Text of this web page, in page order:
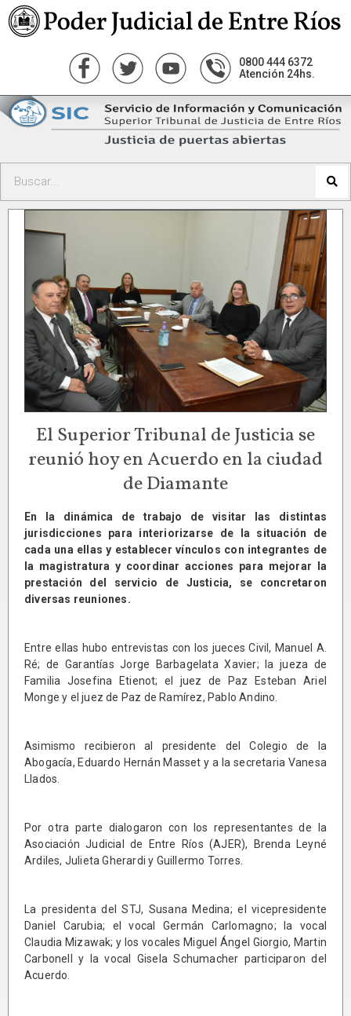
0800 444 6372
Atención 24hs.
El Superior Tribunal de Justicia se
reunió hoy en Acuerdo en la ciudad
de Diamante
En la dinámica de trabajo de visitar las distintas
jurisdicciones para interiorizarse de la situación de
cada una ellas y establecer vínculos con integrantes de
la magistratura y coordinar acciones para mejorar la
prestación del servicio de Justicia, se concretaron
diversas reuniones.
Entre ellas hubo entrevistas con los jueces Civil, Manuel A.
Ré; de Garantías Jorge Barbagelata Xavier; la jueza de
Familia Josefina Etienot; el juez de Paz Esteban Ariel
Monge y el juez de Paz de Ramírez, Pablo Andino.
Asimismo recibieron al presidente del Colegio de la
Abogacía, Eduardo Hernán Masset y a la secretaria Vanesa
Llados.
Por otra parte dialogaron con los representantes de la
Asociación Judicial de Entre Ríos (AJER), Brenda Leyné
Ardiles, Julieta Gherardi y Guillermo Torres.
La presidenta del STJ, Susana Medina; el vicepresidente
Daniel Carubia; el vocal Germán Carlomagno; la vocal
Claudia Mizawak; y los vocales Miguel Ángel Giorgio, Martin
Carbonell y la vocal Gisela Schumacher participaron del
Acuerdo.